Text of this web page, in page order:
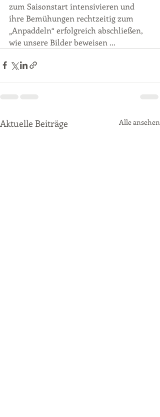
zum Saisonstart intensivieren und
ihre Bemühungen rechtzeitig zum
„Anpaddeln“ erfolgreich abschließen,
wie unsere Bilder beweisen ...
Aktuelle Beiträge Alle ansehen